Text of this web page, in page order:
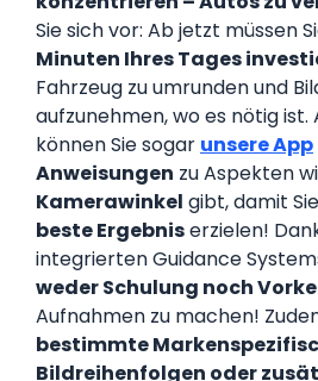
Sie sich vor: Ab jetzt müssen
Minuten Ihres Tages
Fahrzeug zu umrunden und
aufzunehmen, wo es nötig ist.
können Sie sogar unsere App
Anweisungen zu Aspekten
Kamerawinkel gibt, damit
beste Ergebniserzielen!
integrierten Guidance
weder Schulung noch
Aufnahmen zu machen!
bestimmte Marken
Bildreihenfolgen oder